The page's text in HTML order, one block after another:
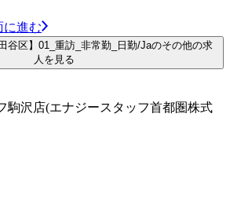
に進む
谷区】01_重訪_非常勤_日勤/Jaのその他の求
人を見る
駒沢店(エナジースタッフ首都圏株式